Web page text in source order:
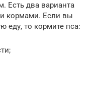
Есть два варианта
кормами. Если вы
еду, то кормите пса: